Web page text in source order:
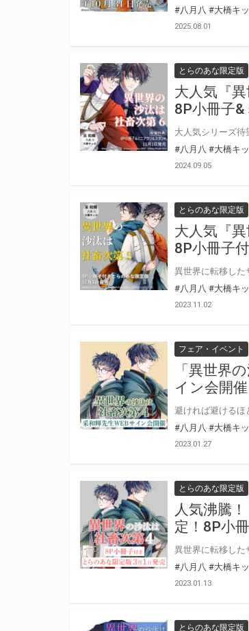
#八月八 #大橋キ
2025.08.01
とらのあな限定版
大人気『
8P小冊子
#八月八 #大橋キ
2024.09.05
とらのあな限定版
大人気『
8P小冊子
#八月八 #大橋キ
2023.11.02
フェア・イベント
「異世界
イン会開催
#八月八 #大橋キ
2023.01.27
とらのあな限定版
人気沸騰
定！8P小
#八月八 #大橋キ
2023.01.13
とらのあな限定版